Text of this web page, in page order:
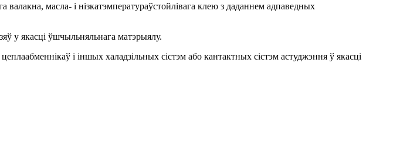
валакна, масла- і нізкатэмператураўстойлівага клею з даданнем адпаведных
у якасці ўшчыльняльнага матэрыялу.
і іншых халадзільных сістэм або кантактных сістэм астуджэння ў якасці